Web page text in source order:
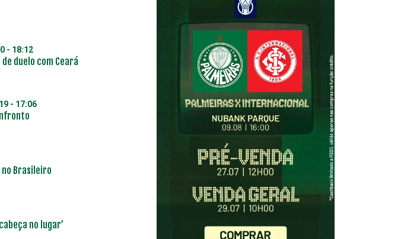
- 18:12
duelo com Ceará
- 17:06
no Brasileiro
no lugar’